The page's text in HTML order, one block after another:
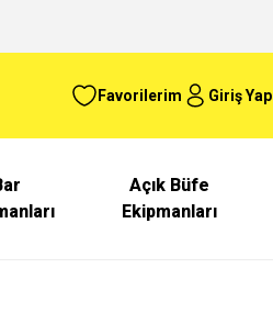
Favorilerim Giriş Yap
Açık Büfe
Ekipmanları